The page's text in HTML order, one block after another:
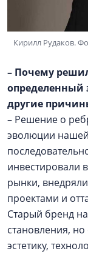
Кирилл Рудаков.
– Почему
определенный
другие
– Решение о
эволюции
инвестировали
рынки,
проектами и
Старый бренд
становления, но
эстетику,